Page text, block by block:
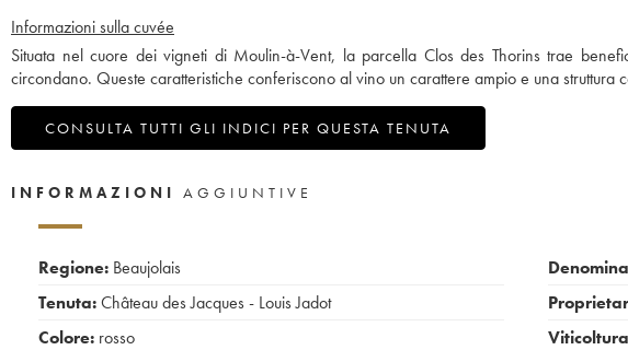
Informazioni sulla cuvée
Situata nel cuore dei vigneti di Moulin-à-Vent, la parcella Clos des Thorins trae
circondano. Queste caratteristiche conferiscono al vino un carattere ampio e una struttura
CONSULTA TUTTI GLI INDICI PER QUESTA TENUTA
INFORMAZIONI AGGIUNTIVE
Regione: Beaujolais
Tenuta:Château des Jacques - Louis Jadot
Colore: rosso